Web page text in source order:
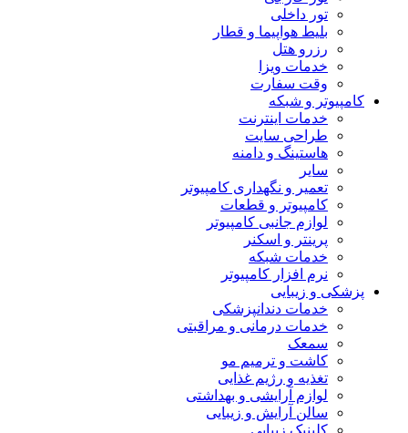
تور داخلی
بلیط هواپیما و قطار
رزرو هتل
خدمات ویزا
وقت سفارت
کامپیوتر و شبکه
خدمات اینترنت
طراحی سایت
هاستینگ و دامنه
سایر
تعمیر و نگهداری کامپیوتر
کامپیوتر و قطعات
لوازم جانبی کامپیوتر
پرینتر و اسکنر
خدمات شبکه
نرم افزار کامپیوتر
پزشکی و زیبایی
خدمات دندانپزشکی
خدمات درمانی و مراقبتی
سمعک
کاشت و ترمیم مو
تغذیه و رژیم غذایی
لوازم آرایشی و بهداشتی
سالن آرایش و زیبایی